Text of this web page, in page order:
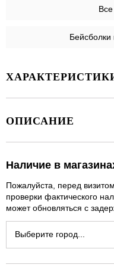
Бейсболки
ОПИСАНИЕ
Наличие в
Пожалуйста, перед
проверки фактического
может обновляться с
Выберите город...